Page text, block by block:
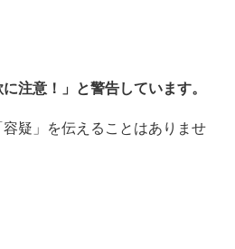
注意！」と警告しています。
疑」を伝えることはありませ